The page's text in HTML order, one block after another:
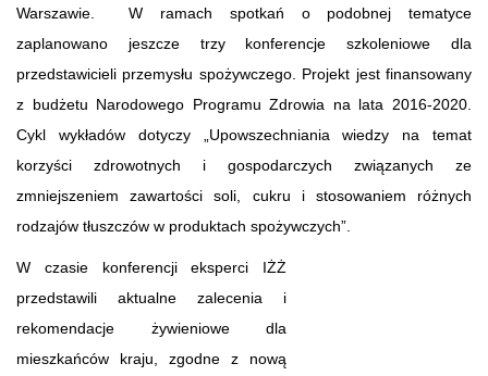
Warszawie. W ramach spotkań o podobnej tematyce
zaplanowano jeszcze trzy konferencje szkoleniowe dla
przedstawicieli przemysłu spożywczego. Projekt jest finansowany
z budżetu Narodowego Programu Zdrowia na lata 2016-2020.
Cykl wykładów dotyczy „Upowszechniania wiedzy na temat
korzyści zdrowotnych i gospodarczych związanych ze
zmniejszeniem zawartości soli, cukru i stosowaniem różnych
rodzajów tłuszczów w produktach spożywczych”.
W czasie konferencji eksperci IŻŻ
przedstawili aktualne zalecenia i
rekomendacje żywieniowe dla
mieszkańców kraju, zgodne z nową